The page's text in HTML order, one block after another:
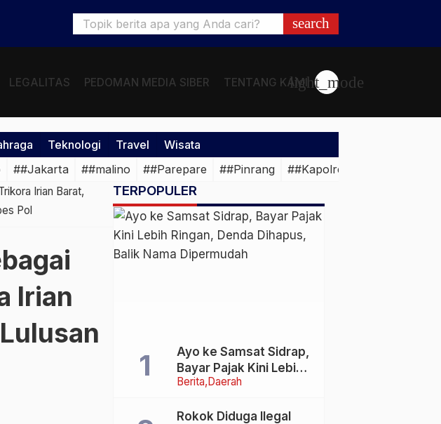
search
LEGALITAS PEDOMAN MEDIA SIBER TENTANG KAMIlight_mode
Teknologi Travel
Wisata
##Jakarta ##malino ##Parepare ##Pinrang ##Kapolres
Irian Barat,
Pol
Irian
TERPOPULER
Berita Daerah
Ayo ke Samsat Sidrap,
Bayar Pajak Kini Lebih
Ringan, Denda Dihapus,
Dipermudah
Rokok Diduga Ilegal